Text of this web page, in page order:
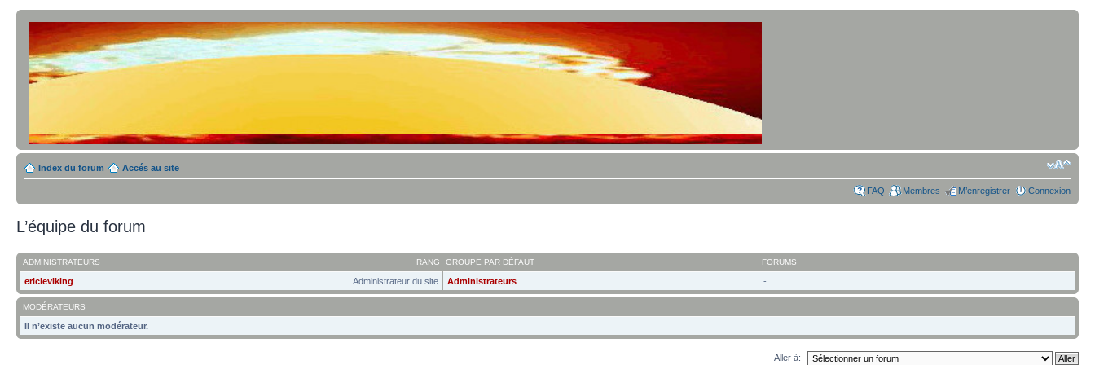
Index du forum Accés au site
FAQ Membres M’enregistrer Connexion
L’équipe du forum
RANG
ADMINISTRATEURS GROUPE PAR DÉFAUT FORUMS
Administrateur du site
ericleviking Administrateurs -
MODÉRATEURS
Il n’existe aucun modérateur.
Aller à: